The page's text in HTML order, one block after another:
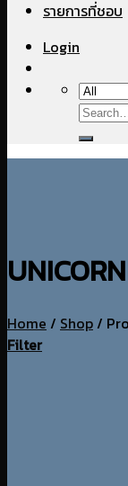
รายการที่ชอบ
Login
Search
for:
UNICORN
Home / Shop /
Filter